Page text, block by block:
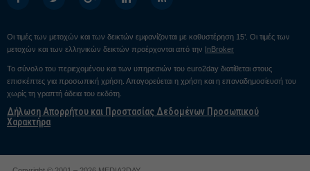
Οι τιμές των μετοχών και των δεικτών εμφανίζονται με καθυστέρηση 15’. Οι τιμές των
μετοχών και των ελληνικών δεικτών προέρχονται από την InBroker
Το σύνολο του περιεχομένου και των υπηρεσιών του euro2day διατίθεται στους
επισκέπτες για προσωπική χρήση. Απαγορεύεται η χρήση και η επαναδημοσίευσή του
χωρίς τη γραπτή άδεια του εκδότη.
Δήλωση Απορρήτου και Προστασίας Δεδομένων Προσωπικού
Χαρακτήρα